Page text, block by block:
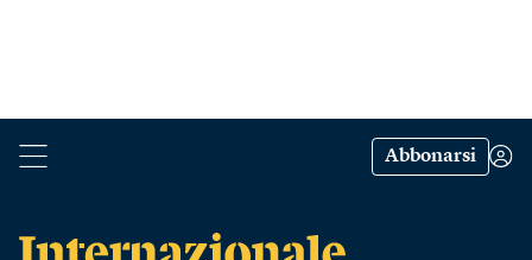
Abbonarsi